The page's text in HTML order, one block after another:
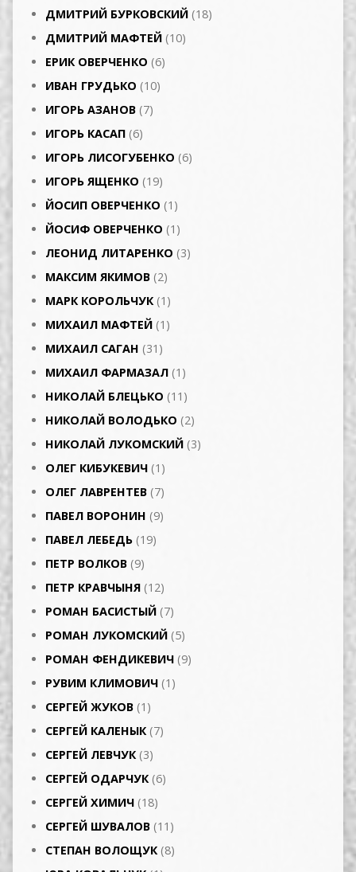
ДМИТРИЙ БУРКОВСКИЙ (18)
ДМИТРИЙ МАФТЕЙ (10)
ЕРИК ОВЕРЧЕНКО (6)
ИВАН ГРУДЬКО (10)
ИГОРЬ АЗАНОВ (7)
ИГОРЬ КАСАП (6)
ИГОРЬ ЛИСОГУБЕНКО (6)
ИГОРЬ ЯЩЕНКО (19)
ЙОСИП ОВЕРЧЕНКО (1)
ЙОСИФ ОВЕРЧЕНКО (1)
ЛЕОНИД ЛИТАРЕНКО (3)
МАКСИМ ЯКИМОВ (2)
МАРК КОРОЛЬЧУК(1)
МИХАИЛ МАФТЕЙ (1)
МИХАИЛ САГАН (31)
МИХАИЛ ФАРМАЗАЛ (1)
НИКОЛАЙ БЛЕЦЬКО (11)
НИКОЛАЙ ВОЛОДЬКО (2)
НИКОЛАЙ ЛУКОМСКИЙ (3)
ОЛЕГ КИБУКЕВИЧ (1)
ОЛЕГ ЛАВРЕНТЕВ (7)
ПАВЕЛ ВОРОНИН (9)
ПАВЕЛ ЛЕБЕДЬ (19)
ПЕТР ВОЛКОВ (9)
ПЕТР КРАВЧЫНЯ (12)
РОМАН БАСИСТЫЙ (7)
РОМАН ЛУКОМСКИЙ (5)
РОМАН ФЕНДИКЕВИЧ (9)
РУВИМ КЛИМОВИЧ (1)
СЕРГЕЙ ЖУКОВ (1)
СЕРГЕЙ КАЛЕНЫК(7)
СЕРГЕЙ ЛЕВЧУК(3)
СЕРГЕЙ ОДАРЧУК(6)
СЕРГЕЙ ХИМИЧ (18)
СЕРГЕЙ ШУВАЛОВ (11)
СТЕПАН ВОЛОЩУК(8)